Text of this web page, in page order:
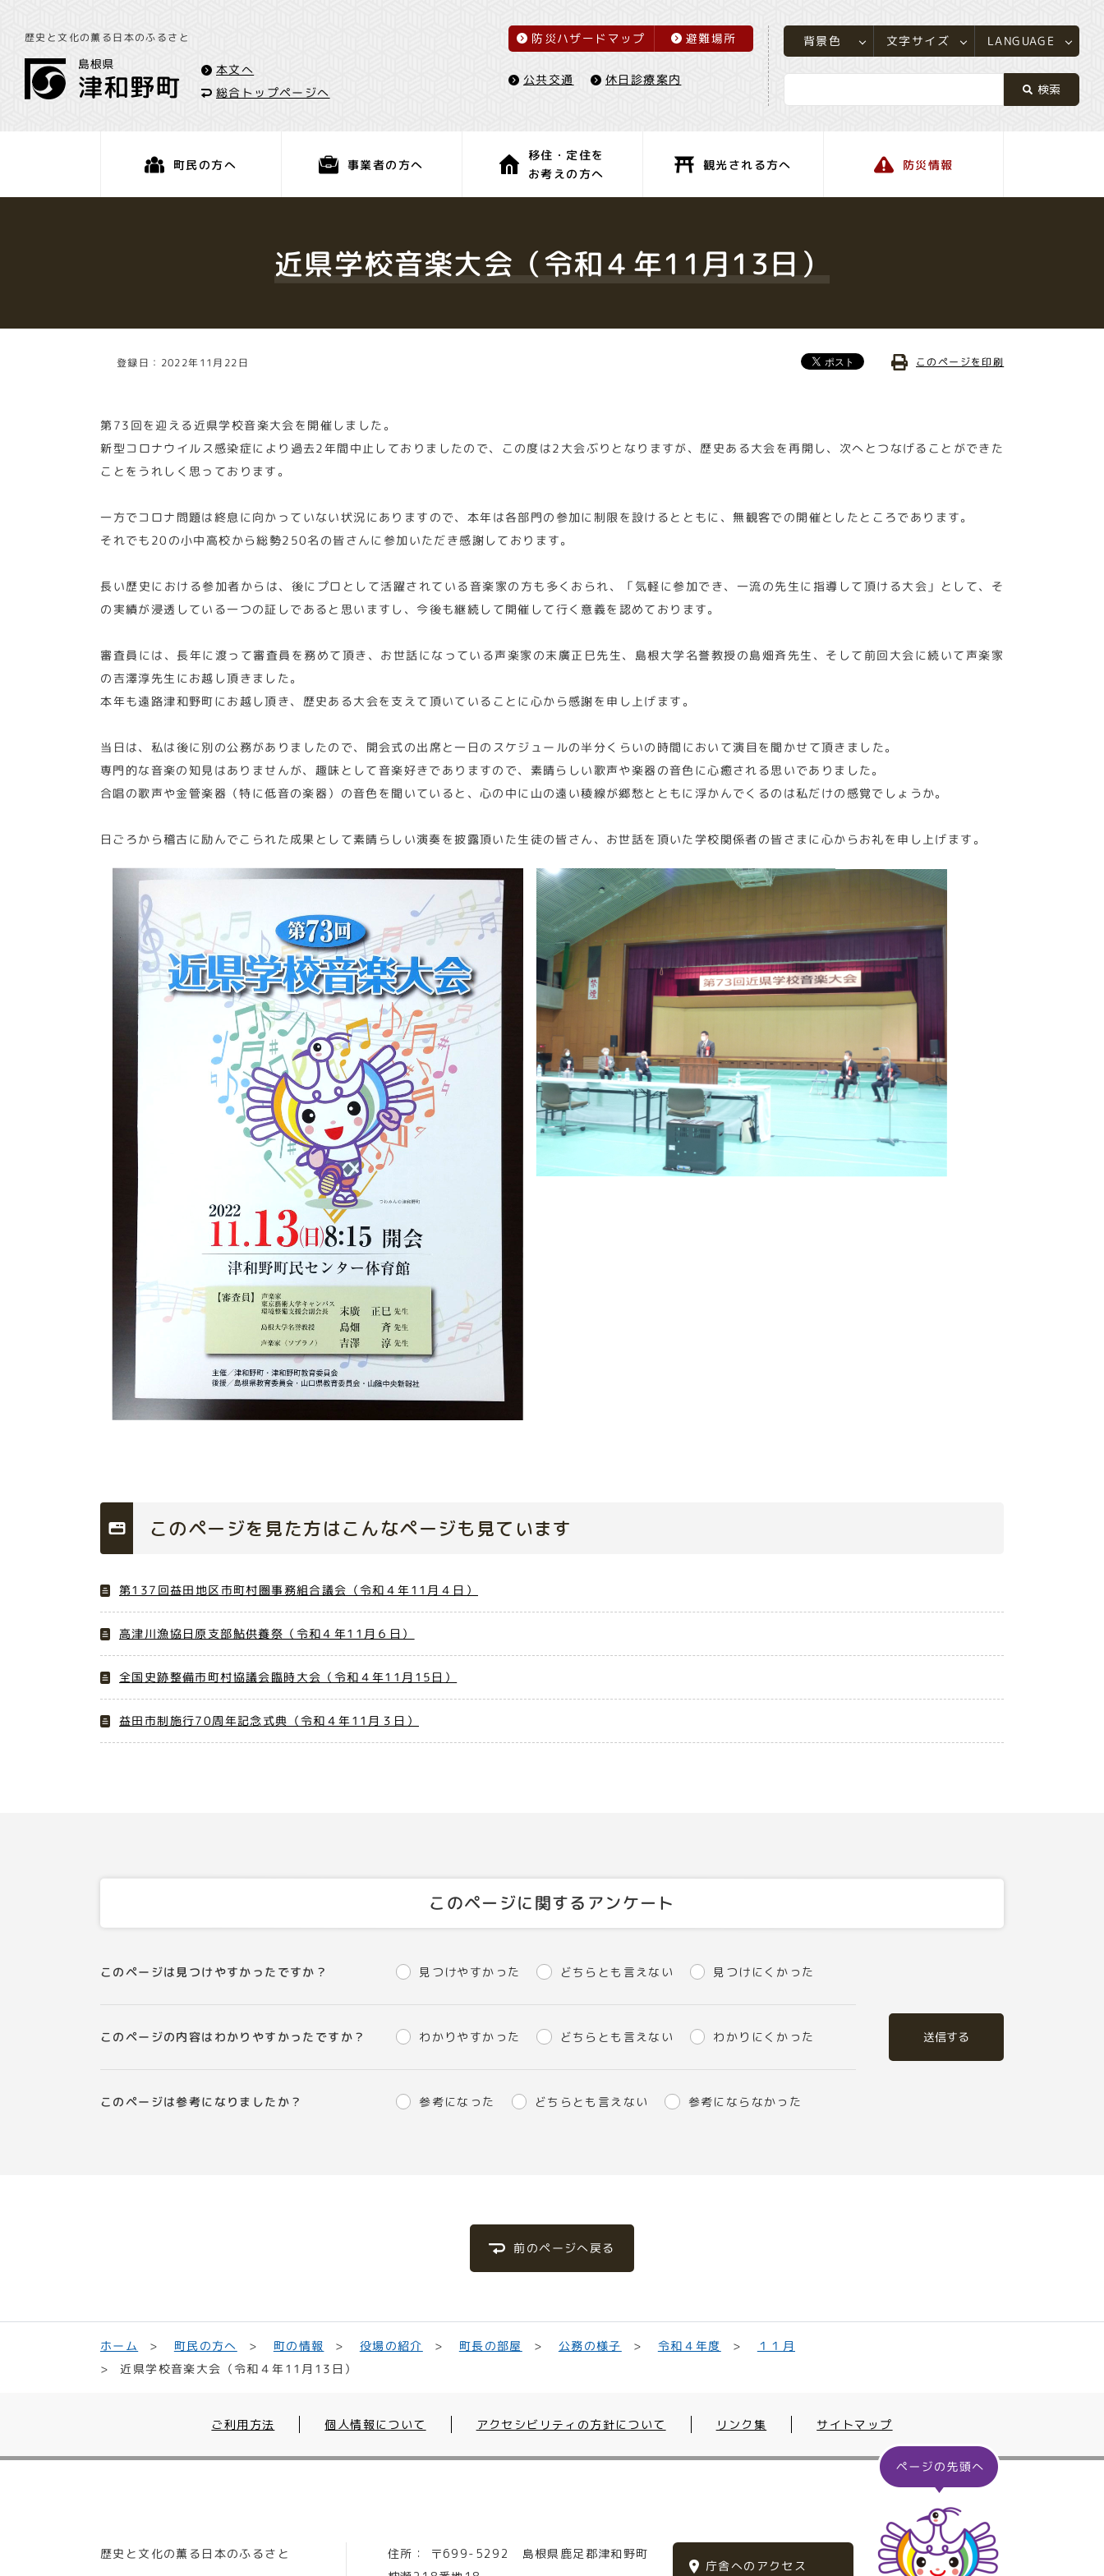
歴史と文化の薫る日本のふるさと
本文へ
総合トップページへ
防災ハザードマップ 避難場所
公共交通 休日診療案内
背景色 文字サイズ LANGUAGE
町民の方へ 事業者の方へ
移住・定住を
お考えの方へ
観光される方へ 防災情報
近県学校音楽大会（令和４年11月13日）
登録日：2022年11月22日 このページを印刷
第73回を迎える近県学校音楽大会を開催しました。
新型コロナウイルス感染症により過去2年間中止しておりましたので、この度は2大会ぶりとなりますが、歴史ある大会を再開し、次へとつなげることができた
ことをうれしく思っております。
一方でコロナ問題は終息に向かっていない状況にありますので、本年は各部門の参加に制限を設けるとともに、無観客での開催としたところであります。
それでも20の小中高校から総勢250名の皆さんに参加いただき感謝しております。
長い歴史における参加者からは、後にプロとして活躍されている音楽家の方も多くおられ、「気軽に参加でき、一流の先生に指導して頂ける大会」として、そ
の実績が浸透している一つの証しであると思いますし、今後も継続して開催して行く意義を認めております。
審査員には、長年に渡って審査員を務めて頂き、お世話になっている声楽家の末廣正巳先生、島根大学名誉教授の島畑斉先生、そして前回大会に続いて声楽家
の吉澤淳先生にお越し頂きました。
本年も遠路津和野町にお越し頂き、歴史ある大会を支えて頂いていることに心から感謝を申し上げます。
当日は、私は後に別の公務がありましたので、開会式の出席と一日のスケジュールの半分くらいの時間において演目を聞かせて頂きました。
専門的な音楽の知見はありませんが、趣味として音楽好きでありますので、素晴らしい歌声や楽器の音色に心癒される思いでありました。
合唱の歌声や金管楽器（特に低音の楽器）の音色を聞いていると、心の中に山の遠い稜線が郷愁とともに浮かんでくるのは私だけの感覚でしょうか。
日ごろから稽古に励んでこられた成果として素晴らしい演奏を披露頂いた生徒の皆さん、お世話を頂いた学校関係者の皆さまに心からお礼を申し上げます。
このページを見た方はこんなページも見ています
第137回益田地区市町村圏事務組合議会（令和４年11月４日）
高津川漁協日原支部鮎供養祭（令和４年11月６日）
全国史跡整備市町村協議会臨時大会（令和４年11月15日）
益田市制施行70周年記念式典（令和４年11月３日）
このページに関するアンケート
このページは見つけやすかったですか？ 見つけやすかった どちらとも言えない 見つけにくかった
このページの内容はわかりやすかったですか？ わかりやすかった どちらとも言えない わかりにくかった
このページは参考になりましたか？ 参考になった どちらとも言えない 参考にならなかった
送信する
前のページへ戻る
ホーム 町民の方へ 町の情報 役場の紹介 町長の部屋 公務の様子 令和４年度 １１月
近県学校音楽大会（令和４年11月13日）
ご利用方法 個人情報について アクセシビリティの方針について リンク集 サイトマップ
歴史と文化の薫る日本のふるさと 住所： 〒699-5292 島根県鹿足郡津和野町
庁舎へのアクセス